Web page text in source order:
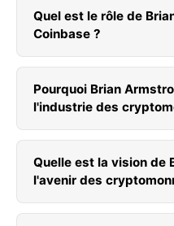
Quel est le rôle de
Coinbase ?
Pourquoi Brian
l'industrie des
Quelle est la vision de
l'avenir des